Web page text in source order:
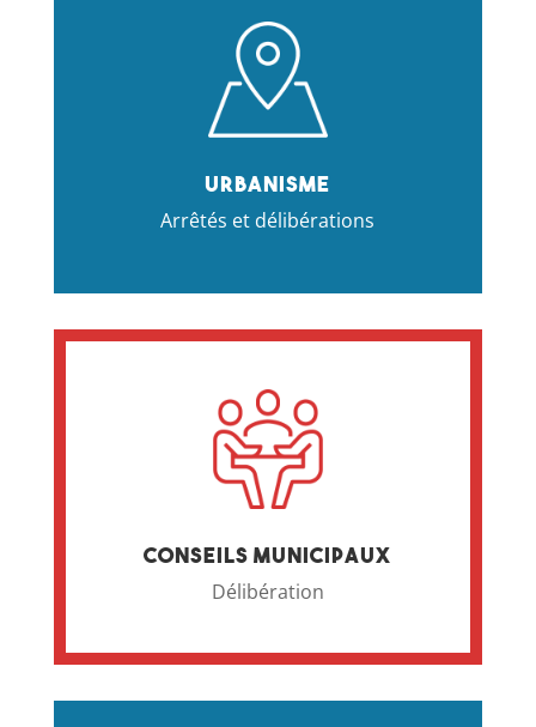
Urbanisme
Arrêtés et délibérations
Conseils municipaux
Délibération